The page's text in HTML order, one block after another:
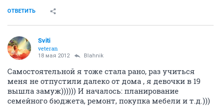
ОТВЕТИТЬ
Sviti
veteran
18 мая 2012 Blahnik
Самостоятельной я тоже стала рано, раз учиться
меня не отпустили далеко от дома , я девочки в 19
вышла замуж)))))) И началось: планирование
семейного бюджета, ремонт, покупка мебели и т.д.)))